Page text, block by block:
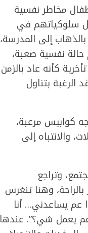
مخاطر نفسية
سلوكياتهم في
إلى المدرسة،
حالة نفسية صعبة،
كأنه عاد بالزمن
الرغبة بتناول
كوابيس مرعبة،
والانتباه إلى
وتراجع
وهنا تنغرس
عم يساعدني… أنا
يعمل شي؟”. عندها